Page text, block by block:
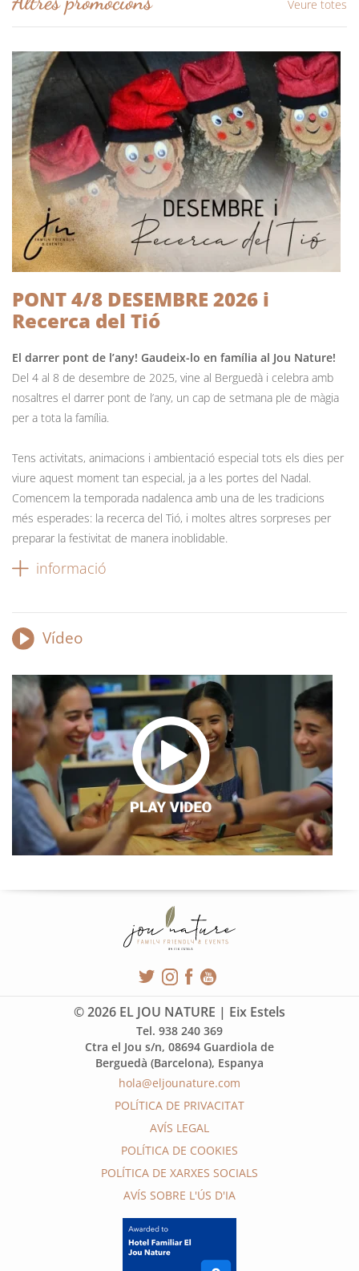
Veure totes
PONT 4/8 DESEMBRE 2026 i
Recerca del Tió
El darrer pont de l’any! Gaudeix-lo en família al Jou Nature!
Del 4 al 8 de desembre de 2025, vine al Berguedà i celebra amb
nosaltres el darrer pont de l’any, un cap de setmana ple de màgia
per a tota la família.
Tens activitats, animacions i ambientació especial tots els dies per
viure aquest moment tan especial, ja a les portes del Nadal.
Comencem la temporada nadalenca amb una de les tradicions
més esperades: la recerca del Tió, i moltes altres sorpreses per
preparar la festivitat de manera inoblidable.
informació
Vídeo
© 2026 EL JOU NATURE | Eix Estels
Tel. 938 240 369
Ctra el Jou s/n, 08694 Guardiola de
Berguedà (Barcelona), Espanya
hola@eljounature.com
POLÍTICA DE PRIVACITAT
AVÍS LEGAL
POLÍTICA DE COOKIES
POLÍTICA DE XARXES SOCIALS
AVÍS SOBRE L'ÚS D'IA